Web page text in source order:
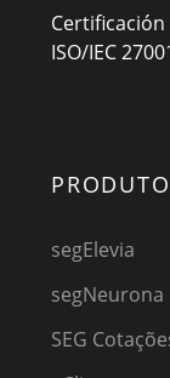
ISO/IEC
segElevia
segNeurona
SEG